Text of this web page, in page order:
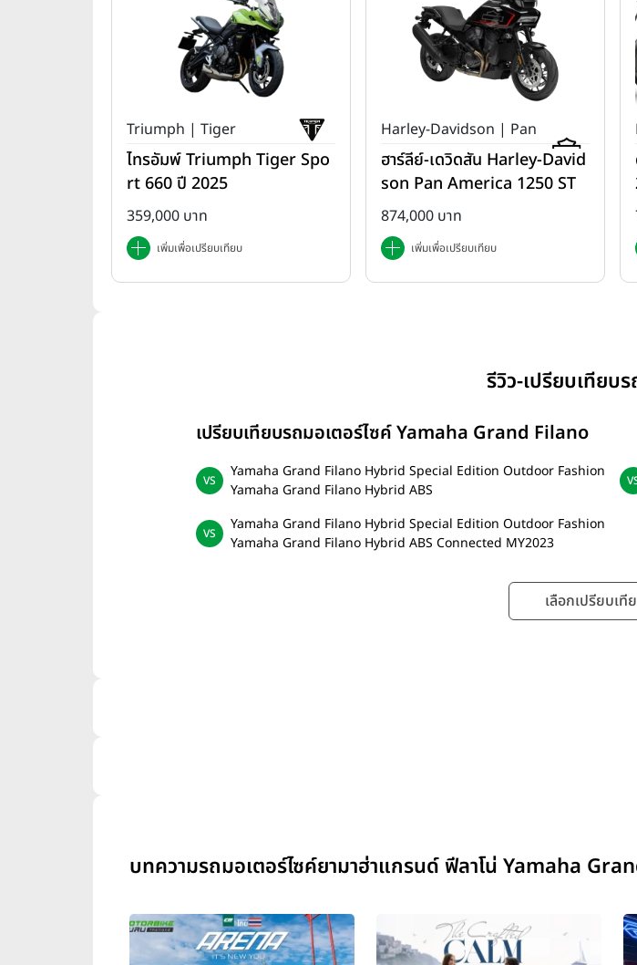
Triumph | Tiger
ไทรอัมพ์ Triumph Tiger Spo
rt 660 ปี 2025
359,000 บาท
เพิ่มเพื่อเปรียบเทียบ
Harley-Davidson | Pan
America 1250
ฮาร์ลีย์-เดวิดสัน Harley-David
son Pan America 1250 ST
ปี 2025
874,000 บาท
เพิ่มเพื่อเปรียบเทียบ
รีวิว-เปรียบเทียบ
เปรียบเทียบรถมอเตอร์ไซค์ Yamaha Grand Filano
Yamaha Grand Filano Hybrid Special Edition Outdoor Fashion
Yamaha Grand Filano Hybrid ABS
Yamaha Grand Filano Hybrid Special Edition Outdoor Fashion
Yamaha Grand Filano Hybrid ABS Connected MY2023
เลือกเปรียบเที
บทความรถมอเตอร์ไซค์ยามาฮ่าแกรนด์ ฟีลาโน่ Yamaha